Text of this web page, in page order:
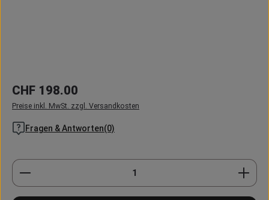
Regulärer Preis:
CHF 198.00
Preise inkl. MwSt. zzgl. Versandkosten
Fragen & Antworten(0)
Produkt Anzahl: Gib den gewünschten Wert ein